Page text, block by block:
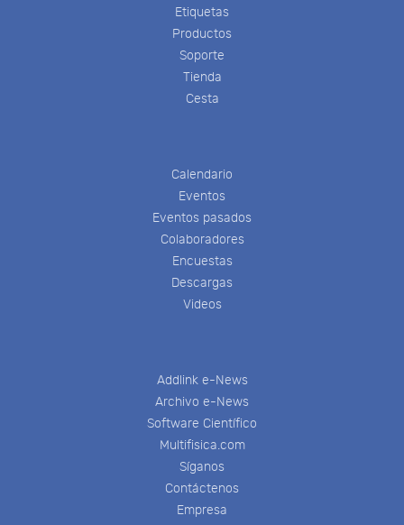
Etiquetas
Productos
Soporte
Tienda
Cesta
Calendario
Eventos
Eventos pasados
Colaboradores
Encuestas
Descargas
Videos
Addlink e-News
Archivo e-News
Software Científico
Multifisica.com
Síganos
Contáctenos
Empresa